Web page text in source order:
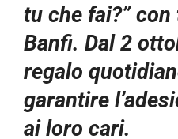
tu che fai?”
Banfi. Dal 2
regalo
garantire
ai loro cari.